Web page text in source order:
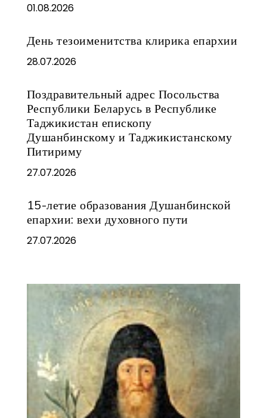
01.08.2026
День тезоименитства клирика епархии
28.07.2026
Поздравительный адрес Посольства
Республики Беларусь в Республике
Таджикистан епископу
Душанбинскому и Таджикистанскому
Питириму
27.07.2026
15-летие образования Душанбинской
епархии: вехи духовного пути
27.07.2026